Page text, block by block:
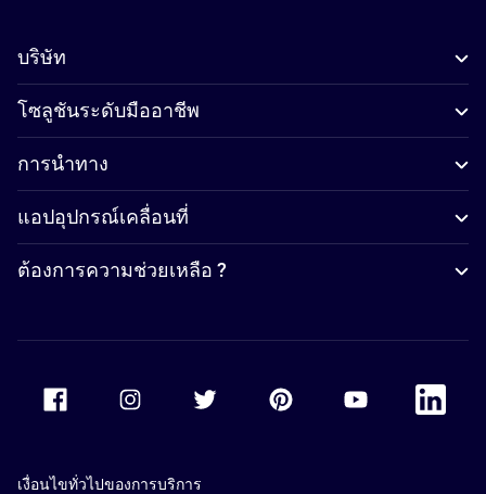
บริษัท
โซลูชันระดับมืออาชีพ
การนำทาง
แอปอุปกรณ์เคลื่อนที่
ต้องการความช่วยเหลือ ?
Accor Facebook Accor TwitterAccor PinterestAccor Youtube
Accor
เงื่อนไขทั่วไปของการบริการ